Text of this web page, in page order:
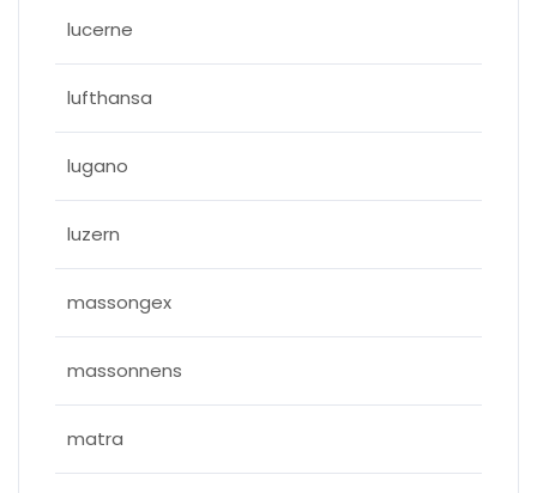
lucerne
lufthansa
lugano
luzern
massongex
massonnens
matra